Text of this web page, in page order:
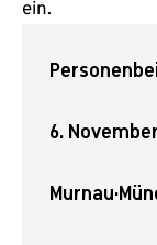
ein.
6.
Murnau·